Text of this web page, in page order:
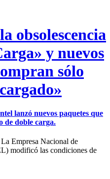
obsolescencia
y nuevos
sólo
lanzó nuevos paquetes que
de doble carga.
Empresa Nacional de
modificó las condiciones de